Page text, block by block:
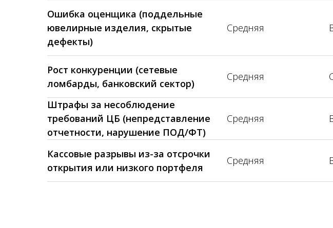
Ошибка оценщика (поддельные
ювелирные изделия, скрытые
дефекты)
Средняя
Рост конкуренции (сетевые
ломбарды, банковский сектор)
Средняя
Штрафы за несоблюдение
требований ЦБ (непредставление
отчетности, нарушение ПОД/ФТ)
Средняя
Кассовые разрывы из-за отсрочки
открытия или низкого портфеля
Средняя